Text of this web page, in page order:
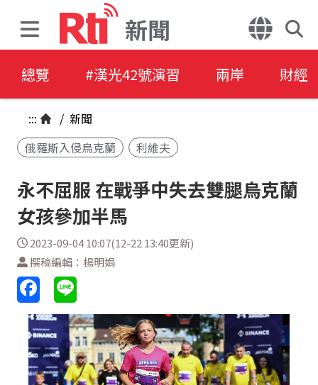
新聞
總覽 #漢光42號演習 兩岸 財經
::: / 新聞
俄羅斯入侵烏克蘭
利維夫
永不屈服 在戰爭中失去雙腿烏克蘭
女孩參加半馬
2023-09-04 10:07(12-22 13:40更新)
撰稿編輯：楊明娟